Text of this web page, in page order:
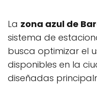
La zona azul de
sistema de
busca optimizar el
disponibles en la
diseñadas